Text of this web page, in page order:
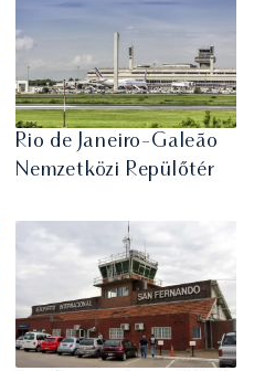
Rio de Janeiro-Galeão
Nemzetközi Repülőtér